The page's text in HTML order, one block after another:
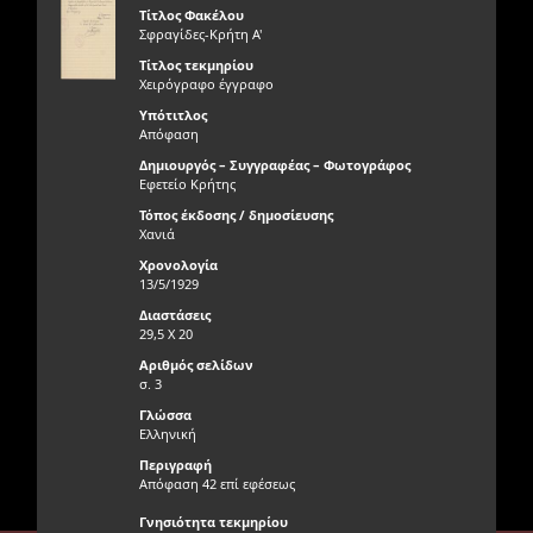
Τίτλος Φακέλου
Σφραγίδες-Κρήτη Α'
Τίτλος τεκμηρίου
Χειρόγραφο έγγραφο
Υπότιτλος
Απόφαση
Δημιουργός – Συγγραφέας – Φωτογράφος
Εφετείο Κρήτης
Τόπος έκδοσης / δημοσίευσης
Χανιά
Χρονολογία
13/5/1929
Διαστάσεις
29,5 Χ 20
Αριθμός σελίδων
σ. 3
Γλώσσα
Ελληνική
Περιγραφή
Απόφαση 42 επί εφέσεως
Γνησιότητα τεκμηρίου